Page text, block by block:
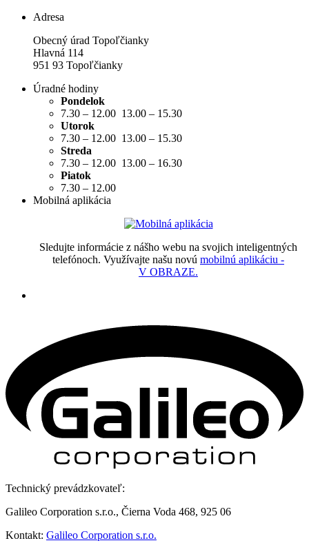
Adresa
Obecný úrad Topoľčianky
Hlavná 114
951 93 Topoľčianky
Úradné hodiny
Pondelok
7.30 – 12.00 13.00 – 15.30
Utorok
7.30 – 12.00 13.00 – 15.30
Streda
7.30 – 12.00 13.00 – 16.30
Piatok
7.30 – 12.00
Mobilná aplikácia
Sledujte informácie z nášho webu na svojich inteligentných
telefónoch. Využívajte našu novú mobilnú aplikáciu -
V OBRAZE.
Technický prevádzkovateľ:
Galileo Corporation s.r.o., Čierna Voda 468, 925 06
Kontakt: Galileo Corporation s.r.o.